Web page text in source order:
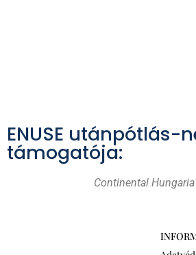
ENUSE utánpótlás-
támogatója:
Continental